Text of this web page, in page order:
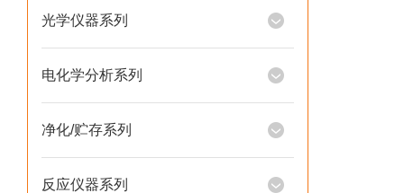
光学仪器系列
电化学分析系列
净化/贮存系列
反应仪器系列